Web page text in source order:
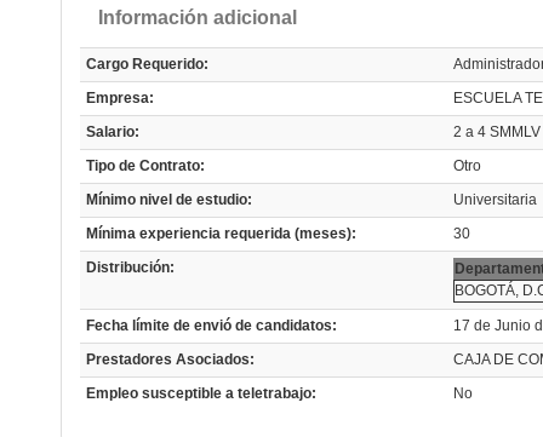
Información adicional
Cargo Requerido:
Empresa:
ESCUELA
Salario:
2 a 4 SMMLV
Tipo de Contrato:
Otro
Mínimo nivel de estudio:
Universitaria
Mínima experiencia requerida (meses):
30
Distribución:
BOGOTÁ,
Fecha límite de envió de candidatos:
17 de Junio
Prestadores Asociados:
CAJA DE
Empleo susceptible a teletrabajo:
No